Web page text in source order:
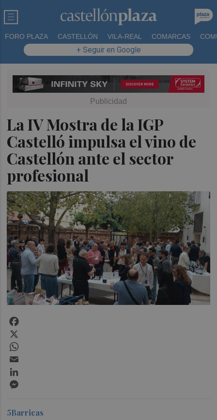
FORO PLAZA CASTELLÓN VILA-REAL COMARCAS
+ Seguir en Google
La IV Mostra de la IGP
Castelló impulsa el vino de
Castellón ante el sector
profesional
5Barricas